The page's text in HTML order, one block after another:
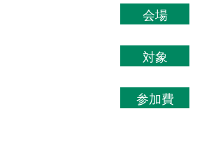
会場
対象
参加費